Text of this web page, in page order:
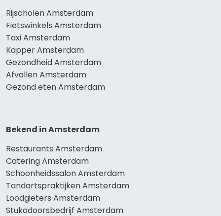
Rijscholen Amsterdam
Fietswinkels Amsterdam
Taxi Amsterdam
Kapper Amsterdam
Gezondheid Amsterdam
Afvallen Amsterdam
Gezond eten Amsterdam
Bekend in Amsterdam
Restaurants Amsterdam
Catering Amsterdam
Schoonheidssalon Amsterdam
Tandartspraktijken Amsterdam
Loodgieters Amsterdam
Stukadoorsbedrijf Amsterdam